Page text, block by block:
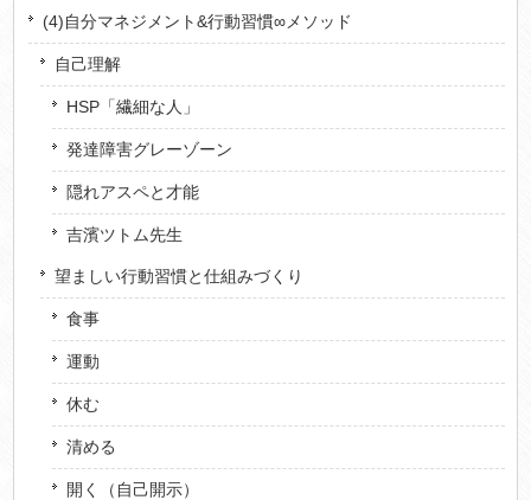
(4)自分マネジメント&行動習慣∞メソッド
自己理解
HSP「繊細な人」
発達障害グレーゾーン
隠れアスペと才能
吉濱ツトム先生
望ましい行動習慣と仕組みづくり
食事
運動
休む
清める
開く（自己開示）